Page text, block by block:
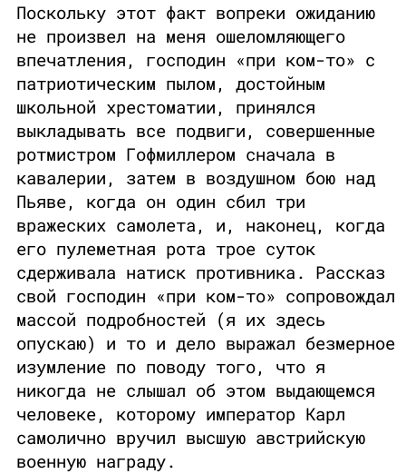
Поскольку этот факт вопреки ожиданию
не произвел на меня ошеломляющего
впечатления, господин «при ком-то» с
патриотическим пылом, достойным
школьной хрестоматии, принялся
выкладывать все подвиги, совершенные
ротмистром Гофмиллером сначала в
кавалерии, затем в воздушном бою над
Пьяве, когда он один сбил три
вражеских самолета, и, наконец, когда
его пулеметная рота трое суток
сдерживала натиск противника. Рассказ
свой господин «при ком-то» сопровождал
массой подробностей (я их здесь
опускаю) и то и дело выражал безмерное
изумление по поводу того, что я
никогда не слышал об этом выдающемся
человеке, которому император Карл
самолично вручил высшую австрийскую
военную награду.